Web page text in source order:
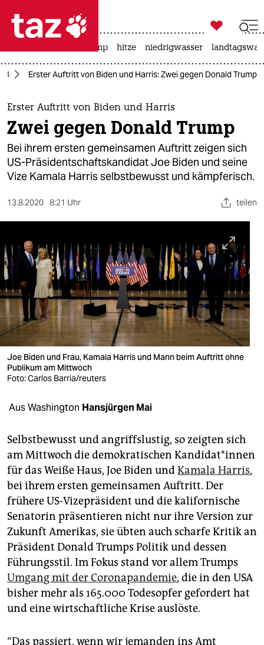
 taz zahl ich
taz zahl ich
themen
politik
öko
sport
berlin
nord
wahrheit
verlag
verlag
shop
fragen & hilfe
unterstützen
abo
genossenschaft
epaper login

taz zahl ich
usa unter trump hitze niedrigwasser
Erster Auftritt von Biden und Harris: Zwei gegen Donald Trump
Erster Auftritt von Biden und Harris
Zwei gegen Donald Trump
Bei ihrem ersten gemeinsamen Auftritt zeigen sich
US-Präsidentschaftskandidat Joe Biden und seine
Vize Kamala Harris selbstbewusst und kämpferisch.
13.8.2020 8:21 Uhr teilen
Joe Biden und Frau, Kamala Harris und Mann beim Auftritt ohne
Publikum am Mittwoch
Foto: Carlos Barria/reuters
Aus Washington Hansjürgen Mai
Selbstbewusst und angriffslustig, so zeigten sich
am Mittwoch die demokratischen Kandidat*innen
für das Weiße Haus, Joe Biden undKamala Harris,
bei ihrem ersten gemeinsamen Auftritt. Der
frühere US-Vizepräsident und die kalifornische
Senatorin präsentieren nicht nur ihre Version zur
Zukunft Amerikas, sie übten auch scharfe Kritik an
Präsident Donald Trumps Politik und dessen
Führungsstil. Im Fokus stand vor allem Trumps
Umgang mit der Coronapandemie, die in den USA
bisher mehr als 165.000 Todesopfer gefordert hat
und eine wirtschaftliche Krise auslöste.
“Das passiert, wenn wir jemanden ins Amt